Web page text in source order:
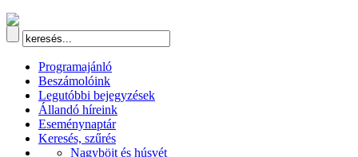
Programajánló
Beszámolóink
Legutóbbi bejegyzések
Állandó híreink
Eseménynaptár
Keresés, szűrés
Nagyböjt és húsvét